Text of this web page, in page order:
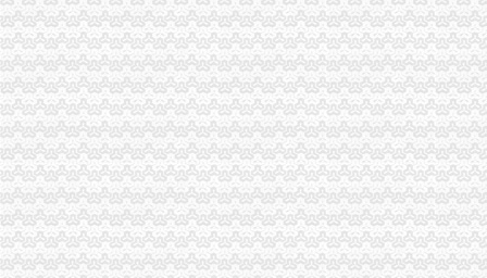
南山区推出“e事通”新生入学核验省事了|新生|入学_凤凰资讯
南山“e事通”方便3万新生入学|群众路线|新生_凤凰资讯
南山定位世界级创新型滨海中心城区_搜狐新闻_搜狐网
上海百佳建筑装饰工程有限公司_上海百佳建筑装饰工程有限公司
深圳南山专业工商代理哪家好？专业财税代理让您省心省力-中介代理-
东江环保股份有限公司公告（系列）_焦点_新浪财经_新浪网
注册深圳南山区小企业.doc
南山塘朗记账报税价格多少年底有没有优惠深圳记账报税今题网
深圳市南山区外资公司注册|代办公司注册-浩瀚财务_【公司注册服务】
中国版权转让黄页|名录_中国版权转让公司|厂家-八方资源网版权转让
南山核名
南山区深化“一核多元”社区理模式的实施3年构建现代社区理模